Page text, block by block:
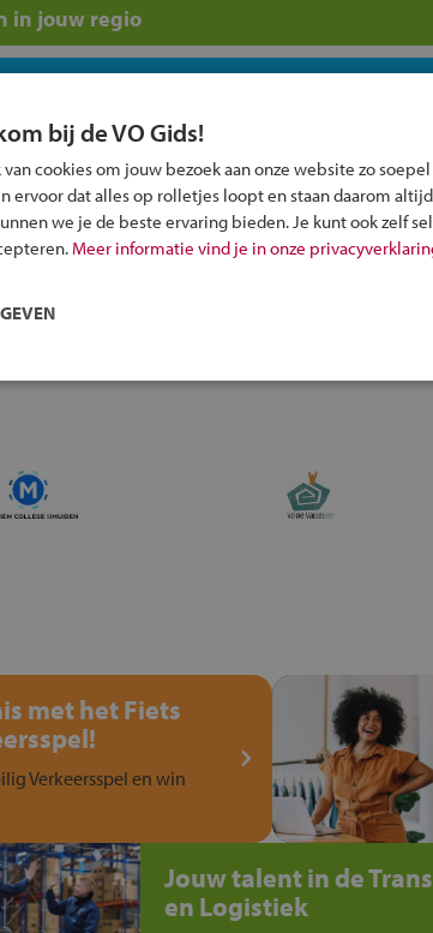
in jouw regio
past bij jou?
Inschrijven?
Alle informatie om je kind aan te
met het Fiets
Verkeersspel en win
Jouw talent in de
en Logistiek
bij de VO Gids!
cookies om jouw bezoek aan onze website zo
ervoor dat alles op rolletjes loopt en staan daarom
we je de beste ervaring bieden. Je kunt ook zelf
Meer informatie vind je in onze